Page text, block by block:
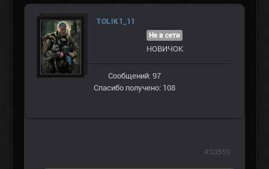
TOLIK1_11
Не в сети
НОВИЧОК
Сообщений: 97
Спасибо получено: 108
#33559